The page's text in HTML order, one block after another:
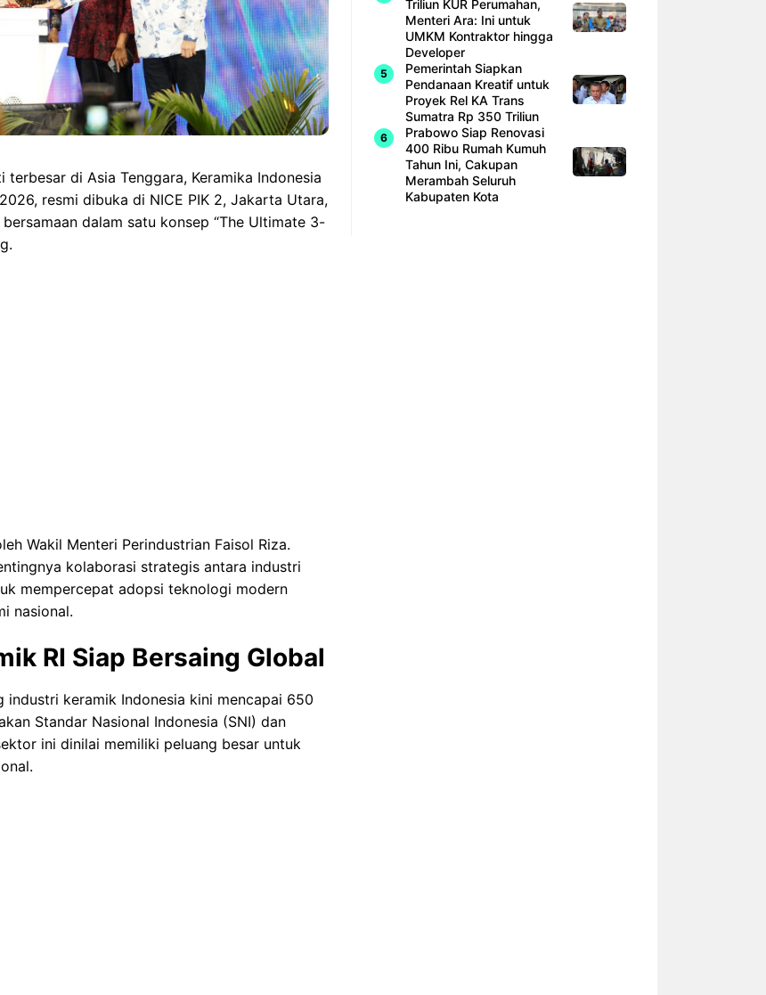
di Asia Tenggara, Keramika Indonesia
resmi dibuka di NICE PIK 2, Jakarta Utara,
dalam satu konsep “The Ultimate 3-
Wakil Menteri Perindustrian Faisol Riza.
kolaborasi strategis antara industri
mempercepat adopsi teknologi modern
nasional.
RI Siap Bersaing Global
industri keramik Indonesia kini mencapai 650
Standar Nasional Indonesia (SNI) dan
ini dinilai memiliki peluang besar untuk
Triliun KUR Perumahan,
Menteri Ara: Ini untuk
UMKM Kontraktor hingga
Developer
Pemerintah Siapkan
Pendanaan Kreatif untuk
Proyek Rel KA Trans
Sumatra Rp 350 Triliun
Prabowo Siap Renovasi
400 Ribu Rumah Kumuh
Tahun Ini, Cakupan
Merambah Seluruh
Kabupaten Kota